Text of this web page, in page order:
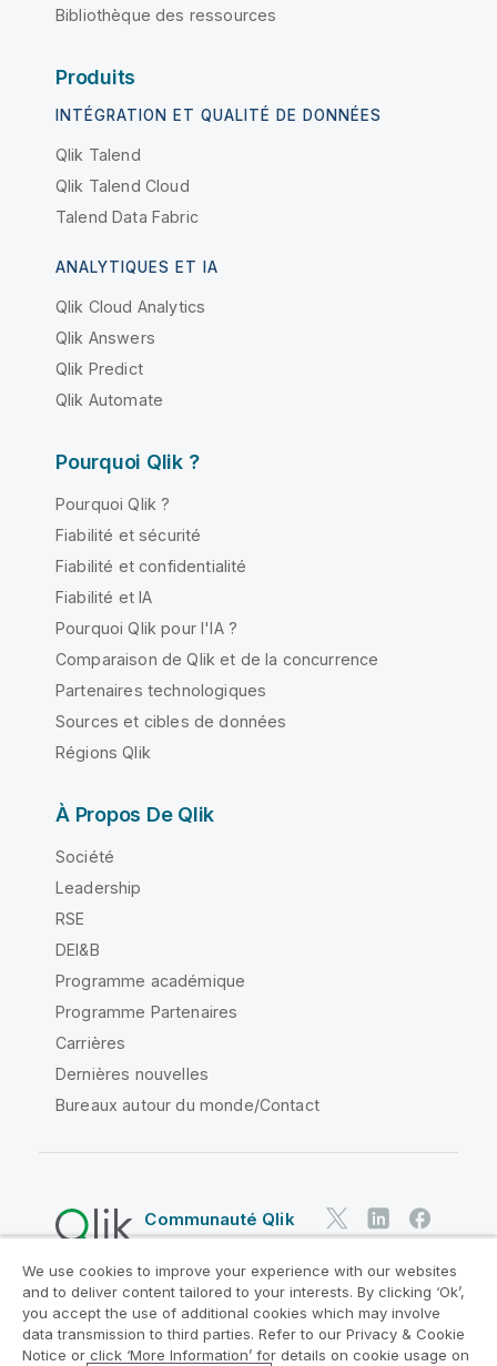
Bibliothèque des ressources
Produits
INTÉGRATION ET QUALITÉ DE DONNÉES
Qlik Talend
Qlik Talend Cloud
Talend Data Fabric
ANALYTIQUES ET IA
Qlik Cloud Analytics
Qlik Answers
Qlik Predict
Qlik Automate
Pourquoi Qlik ?
Pourquoi Qlik ?
Fiabilité et sécurité
Fiabilité et confidentialité
Fiabilité et IA
Pourquoi Qlik pour l'IA ?
Comparaison de Qlik et de la concurrence
Partenaires technologiques
Sources et cibles de données
Régions Qlik
À Propos De Qlik
Société
Leadership
RSE
DEI&B
Programme académique
Programme Partenaires
Carrières
Dernières nouvelles
Bureaux autour du monde/Contact
Communauté Qlik
Contrats juridiques
Conditions d'utilisation des produits
Legal Policies
Conditions légales
We use cookies to improve your experience with our websites
and to deliver content tailored to your interests. By clicking ‘Ok’,
you accept the use of additional cookies which may involve
data transmission to third parties. Refer to our Privacy & Cookie
Notice or click ‘More Information’ for details on cookie usage on